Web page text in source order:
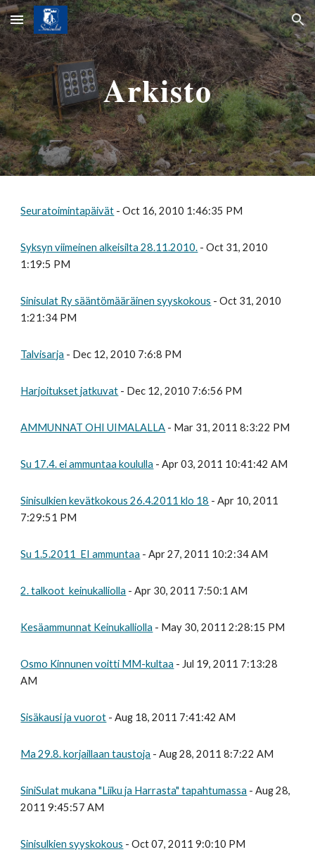
Skip to main content Skip to navigation
Arkisto
Seuratoimintapäivät - Oct 16, 2010 1:46:35 PM
Syksyn viimeinen alkeisilta 28.11.2010. - Oct 31, 2010
1:19:5 PM
Sinisulat Ry sääntömääräinen syyskokous - Oct 31, 2010
1:21:34 PM
Talvisarja - Dec 12, 2010 7:6:8 PM
Harjoitukset jatkuvat - Dec 12, 2010 7:6:56 PM
AMMUNNAT OHI UIMALALLA - Mar 31, 2011 8:3:22 PM
Su 17.4. ei ammuntaa koululla - Apr 03, 2011 10:41:42 AM
Sinisulkien kevätkokous 26.4.2011 klo 18 - Apr 10, 2011
7:29:51 PM
Su 1.5.2011 EI ammuntaa - Apr 27, 2011 10:2:34 AM
2. talkoot keinukalliolla - Apr 30, 2011 7:50:1 AM
Kesäammunnat Keinukalliolla - May 30, 2011 2:28:15 PM
Osmo Kinnunen voitti MM-kultaa - Jul 19, 2011 7:13:28
AM
Sisäkausi ja vuorot - Aug 18, 2011 7:41:42 AM
Ma 29.8. korjaillaan taustoja - Aug 28, 2011 8:7:22 AM
SiniSulat mukana "Liiku ja Harrasta" tapahtumassa - Aug 28,
2011 9:45:57 AM
Sinisulkien syyskokous - Oct 07, 2011 9:0:10 PM